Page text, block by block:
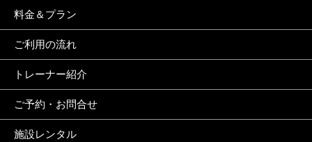
料金＆プラン
ご利用の流れ
トレーナー紹介
ご予約・お問合せ
施設レンタル